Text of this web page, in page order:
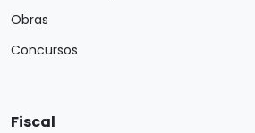
Obras
Concursos
Fiscal